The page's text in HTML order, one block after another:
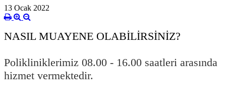
13 Ocak 2022
NASIL MUAYENE OLABİLİRSİNİZ?
Polikliniklerimiz 08.00 - 16.00 saatleri arasında
hizmet vermektedir.